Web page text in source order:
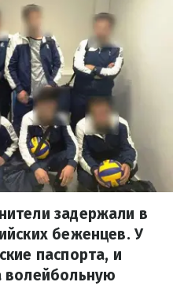
задержали в
беженцев. У
паспорта, и
волейбольную